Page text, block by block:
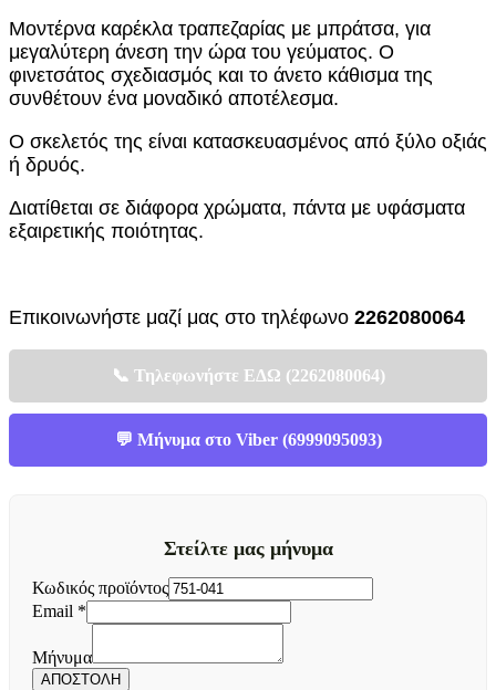
Μοντέρνα καρέκλα τραπεζαρίας με μπράτσα, για
μεγαλύτερη άνεση την ώρα του γεύματος. Ο
φινετσάτος σχεδιασμός και το άνετο κάθισμα της
συνθέτουν ένα μοναδικό αποτέλεσμα.
Ο σκελετός της είναι κατασκευασμένος από ξύλο οξιάς
ή δρυός.
Διατίθεται σε διάφορα χρώματα, πάντα με υφάσματα
εξαιρετικής ποιότητας.
Επικοινωνήστε μαζί μας στο τηλέφωνο 2262080064
📞 Τηλεφωνήστε ΕΔΩ (2262080064)
💬 Μήνυμα στο Viber (6999095093)
Στείλτε μας μήνυμα
Μήνυμα
Κωδικός
Κωδικός προϊόντος
Email *
Μήνυμα
ΑΠΟΣΤΟΛΗ